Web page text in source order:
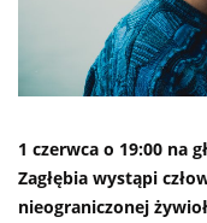
1 czerwca o 19:00 na
Zagłębia wystąpi
nieograniczonej